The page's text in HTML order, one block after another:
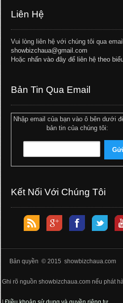
Liên Hệ
Vui lòng liên hệ với chúng tôi qua
showbizchaua@gmail.com
Hoặc nhấn vào đây để liên hệ theo
Bản Tin Qua Email
Nhập email của bạn vào ô bên dưới
bản tin của chúng tôi:
Kết Nối Với Chúng Tôi
Bản quyền © 2015 showbizchaua.com
Ghi rõ nguồn showbizchaua.com nếu phát